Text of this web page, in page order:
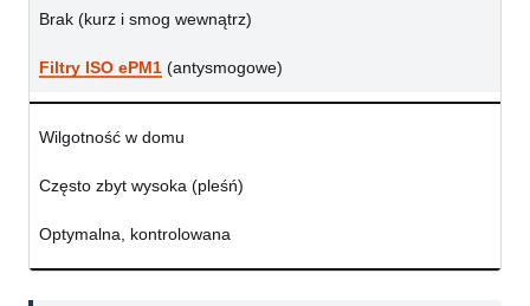
Brak (kurz i smog wewnątrz)
Filtry ISO ePM1 (antysmogowe)
Wilgotność w domu
Często zbyt wysoka (pleśń)
Optymalna, kontrolowana